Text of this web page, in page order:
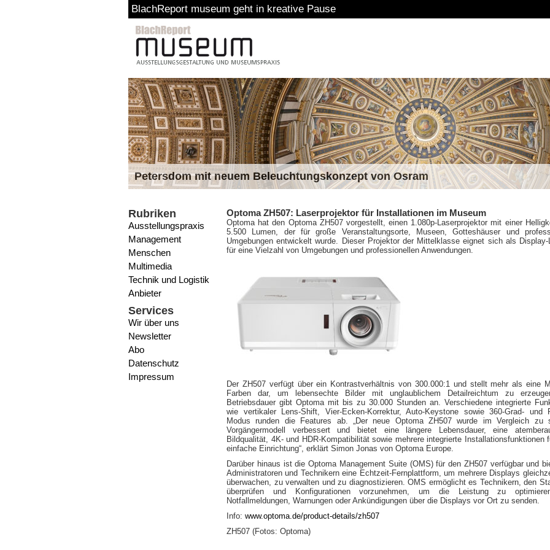
BlachReport museum geht in kreative Pause
Petersdom mit neuem Beleuchtungskonzept von Osram
Rubriken
Ausstellungspraxis
Management
Menschen
Multimedia
Technik und Logistik
Anbieter
Services
Wir über uns
Newsletter
Abo
Datenschutz
Impressum
Optoma ZH507: Laserprojektor für Installationen im Museum
Optoma hat den Optoma ZH507 vorgestellt, einen 1.080p-Laserprojektor mit einer
5.500 Lumen, der für große Veranstaltungsorte, Museen, Gotteshäuser und
Umgebungen entwickelt wurde. Dieser Projektor der Mittelklasse eignet sich als Display-
für eine Vielzahl von Umgebungen und professionellen Anwendungen.
Der ZH507 verfügt über ein Kontrastverhältnis von 300.000:1 und stellt mehr als eine
Farben dar, um lebensechte Bilder mit unglaublichem Detailreichtum zu
Betriebsdauer gibt Optoma mit bis zu 30.000 Stunden an. Verschiedene integrierte
wie vertikaler Lens-Shift, Vier-Ecken-Korrektur, Auto-Keystone sowie 360-Grad- und
Modus runden die Features ab. „Der neue Optoma ZH507 wurde im Vergleich zu
Vorgängermodell verbessert und bietet eine längere Lebensdauer, eine
Bildqualität, 4K- und HDR-Kompatibilität sowie mehrere integrierte Installationsfunktionen
einfache Einrichtung“, erklärt Simon Jonas von Optoma Europe.
Darüber hinaus ist die Optoma Management Suite (OMS) für den ZH507 verfügbar und
Administratoren und Technikern eine Echtzeit-Fernplattform, um mehrere Displays
überwachen, zu verwalten und zu diagnostizieren. OMS ermöglicht es Technikern, den
überprüfen und Konfigurationen vorzunehmen, um die Leistung zu
Notfallmeldungen, Warnungen oder Ankündigungen über die Displays vor Ort zu senden.
Info: www.optoma.de/product-details/zh507
ZH507 (Fotos: Optoma)